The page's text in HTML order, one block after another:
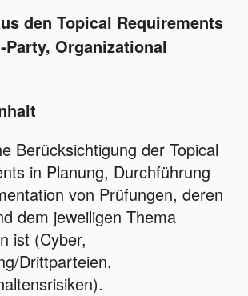
den Topical Requirements
Organizational
Berücksichtigung der Topical
in Planung, Durchführung
von Prüfungen, deren
dem jeweiligen Thema
ist (Cyber,
Drittparteien,